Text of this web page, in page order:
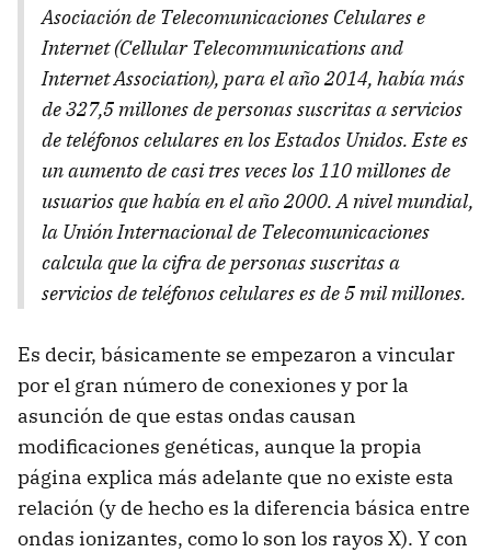
Asociación de Telecomunicaciones Celulares e
Internet (Cellular Telecommunications and
Internet Association), para el año 2014, había más
de 327,5 millones de personas suscritas a servicios
de teléfonos celulares en los Estados Unidos. Este es
un aumento de casi tres veces los 110 millones de
usuarios que había en el año 2000. A nivel mundial,
la Unión Internacional de Telecomunicaciones
calcula que la cifra de personas suscritas a
servicios de teléfonos celulares es de 5 mil millones.
Es decir, básicamente se empezaron a vincular
por el gran número de conexiones y por la
asunción de que estas ondas causan
modificaciones genéticas, aunque la propia
página explica más adelante que no existe esta
relación (y de hecho es la diferencia básica entre
ondas ionizantes, como lo son los rayos X). Y con